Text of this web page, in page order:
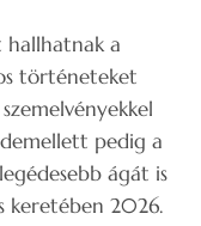
hallhatnak a
történeteket
pedig a
ágát is
keretében 2026.